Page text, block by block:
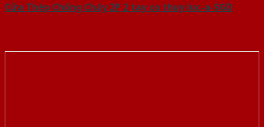
Cửa Thép Chống Cháy 2P 2 tay co thuy luc-a-SGD